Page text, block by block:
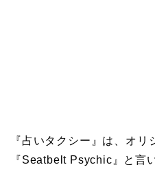
『占いタクシー』は、オ
『Seatbelt Psychic』と言